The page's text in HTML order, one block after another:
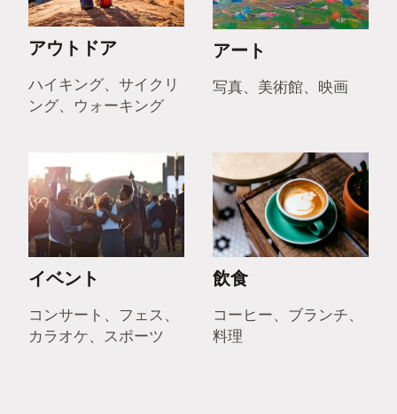
アウトドア
ハイキング、サイクリ
ング、ウォーキング
アート
写真、美術館、映画
イベント
コンサート、フェス、
カラオケ、スポーツ
飲食
コーヒー、ブランチ、
料理